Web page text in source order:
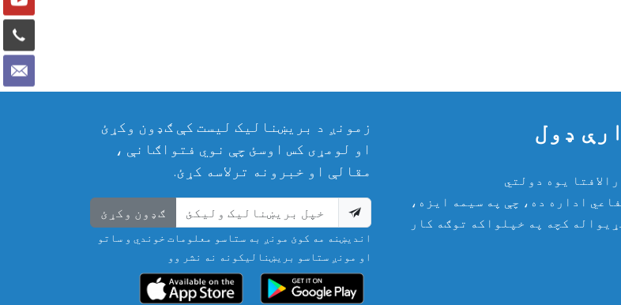
ډول
یوه دولتي
اداره ده، چې په سیمه ایزه،
کچه په خپلواکه توګه کار
زمونږ د بریښنالیک لیست کې ګډون وکړئ
او لومړی کس اوسئ چې نوي فتواګانې ،
مقالې او خبرونه ترلاسه کړئ.
ګډون وکړئ
اندیښنه مه کوئ مونږ به ستاسو معلومات خوندي و ساتو
او مونږ ستاسو بریښنالیکونه نه نشر وو